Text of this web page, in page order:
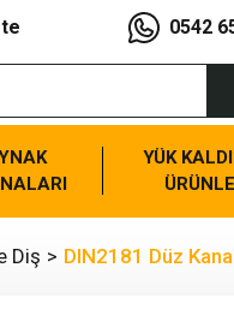
0542
YÜK
Diş DIN2181 Düz